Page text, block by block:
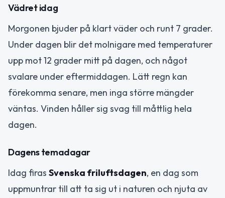
Vädret idag
Morgonen bjuder på klart väder och runt 7 grader.
Under dagen blir det molnigare med temperaturer
upp mot 12 grader mitt på dagen, och något
svalare under eftermiddagen. Lätt regn kan
förekomma senare, men inga större mängder
väntas. Vinden håller sig svag till måttlig hela
dagen.
Dagens temadagar
Idag firas Svenska friluftsdagen, en dag som
uppmuntrar till att ta sig ut i naturen och njuta av